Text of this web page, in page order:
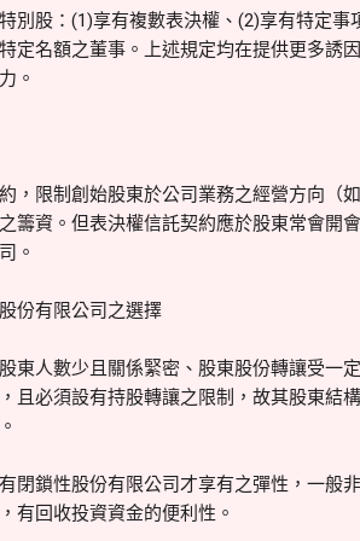
別股：(1)享有複數表決權、(2)享有特定
定名額之董事。上述規定均在提供更多誘
。
，限制創始股東於公司業務之經營方向（
籌資。但表決權信託契約應於股東常會開
。
份有限公司之選擇
東人數少且關係緊密、股東股份轉讓受一
且必須設有持股轉讓之限制，故其股東結
閉鎖性股份有限公司才享有之彈性，一般
有回收投資資金的便利性。